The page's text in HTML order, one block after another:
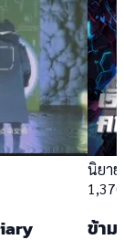
นิยาย
ข้าม